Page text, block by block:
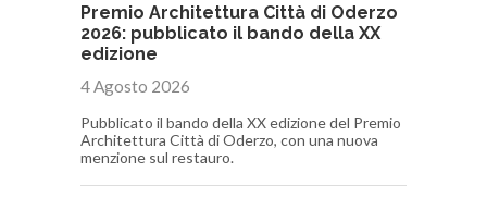
Premio Architettura Città di Oderzo
2026: pubblicato il bando della XX
edizione
4 Agosto 2026
Pubblicato il bando della XX edizione del Premio
Architettura Città di Oderzo, con una nuova
menzione sul restauro.